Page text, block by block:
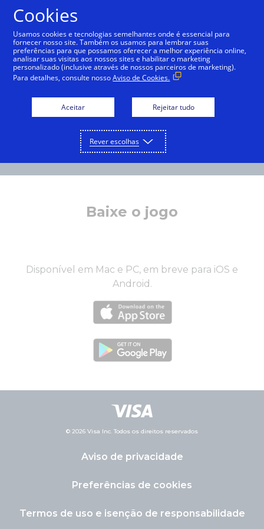
Português
Baixe o jogo
Disponível em Mac e PC, em breve para iOS e
Android.
© 2026 Visa Inc. Todos os direitos reservados
Aviso de privacidade
Preferências de cookies
Termos de uso e isenção de responsabilidade
Cookies
Usamos cookies e tecnologias semelhantes onde é essencial para
fornecer nosso site. Também os usamos para lembrar suas
preferências para que possamos oferecer a melhor experiência online,
analisar suas visitas aos nossos sites e habilitar o marketing
personalizado (inclusive através de nossos parceiros de marketing).
Para detalhes, consulte nossoAviso de Cookies.
Aceitar Rejeitar tudo
Rever escolhas